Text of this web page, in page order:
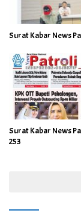
Surat Kabar News
Surat Kabar News
253